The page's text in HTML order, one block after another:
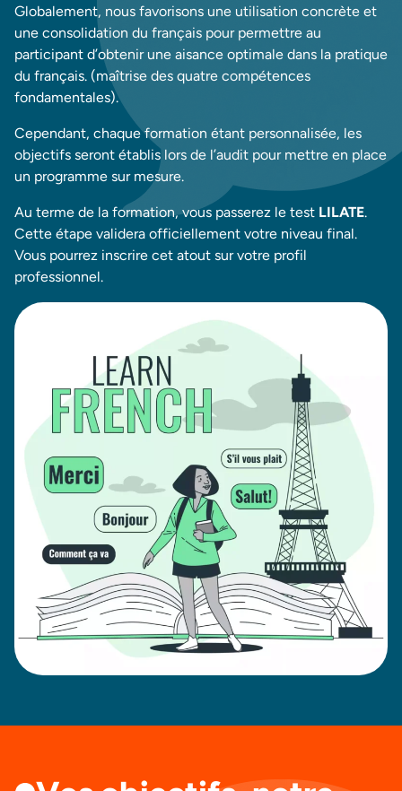
Globalement, nous favorisons une utilisation concrète et
une consolidation du français pour permettre au
participant d’obtenir une aisance optimale dans la pratique
du français. (maîtrise des quatre compétences
fondamentales).
Cependant, chaque formation étant personnalisée, les
objectifs seront établis lors de l’audit pour mettre en place
un programme sur mesure.
Au terme de la formation, vous passerez le test LILATE.
Cette étape validera officiellement votre niveau final.
Vous pourrez inscrire cet atout sur votre profil
professionnel.